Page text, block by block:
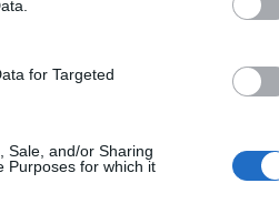
for Targeted
Sale, and/or Sharing
Purposes for which it
lat, wzrost około 170 cm, o otyłej
kurtkę z kapturem z białym
białym paskiem z tyłu, ciągnącym
łopatek do końca drugiego
z daszkiem. Po wyjściu z metra